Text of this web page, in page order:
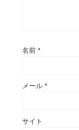
名前 *
メール *
サイト